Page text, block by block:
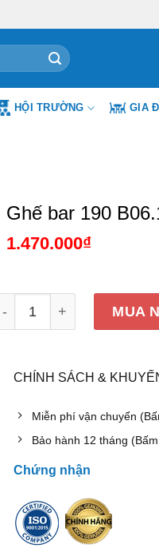
HỘI TRƯỜNG GIA
Ghế bar 190
1.470.000₫
MUA
CHÍNH SÁCH &
Miễn phí vận chuyển
Bảo hành 12 tháng
Chứng nhận